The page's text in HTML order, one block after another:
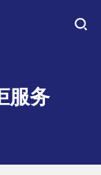
服务